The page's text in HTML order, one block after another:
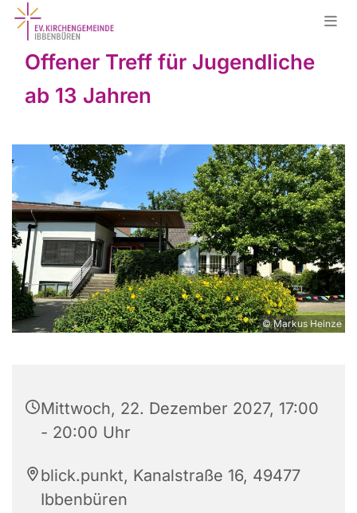
Offener Treff für Jugendliche
ab 13 Jahren
© Markus Heinze
Mittwoch, 22. Dezember 2027, 17:00
- 20:00 Uhr
blick.punkt, Kanalstraße 16, 49477
Ibbenbüren